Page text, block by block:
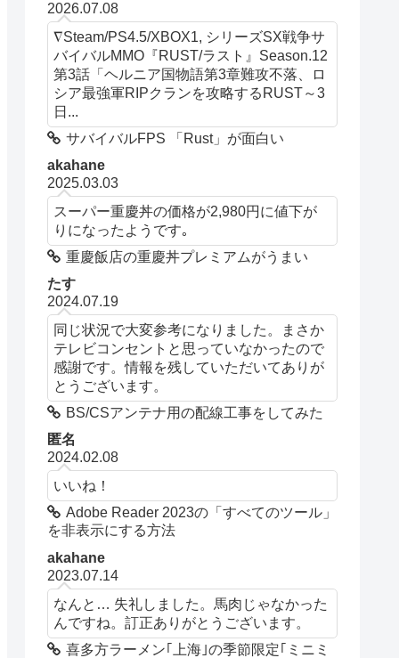
2026.07.08
∇Steam/PS4.5/XBOX1, シリーズSX戦争サ
バイバルMMO『RUST/ラスト』Season.12
第3話「ヘルニア国物語第3章難攻不落、ロ
シア最強軍RIPクランを攻略するRUST～3
日...
サバイバルFPS 「Rust」が面白い
akahane
2025.03.03
スーパー重慶丼の価格が2,980円に値下が
りになったようです｡
重慶飯店の重慶丼プレミアムがうまい
たす
2024.07.19
同じ状況で大変参考になりました。まさか
テレビコンセントと思っていなかったので
感謝です。情報を残していただいてありが
とうございます。
BS/CSアンテナ用の配線工事をしてみた
匿名
2024.02.08
いいね！
Adobe Reader 2023の「すべてのツール」
を非表示にする方法
akahane
2023.07.14
なんと… 失礼しました。馬肉じゃなかった
んですね。訂正ありがとうございます。
喜多方ラーメン｢上海｣の季節限定｢ミニミ